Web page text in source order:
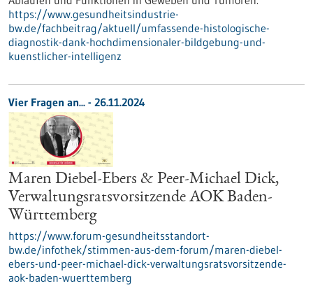
https://www.gesundheitsindustrie-
bw.de/fachbeitrag/aktuell/umfassende-histologische-
diagnostik-dank-hochdimensionaler-bildgebung-und-
kuenstlicher-intelligenz
Vier Fragen an... - 26.11.2024
Maren Diebel-Ebers & Peer-Michael Dick,
Verwaltungsratsvorsitzende AOK Baden-
Württemberg
https://www.forum-gesundheitsstandort-
bw.de/infothek/stimmen-aus-dem-forum/maren-diebel-
ebers-und-peer-michael-dick-verwaltungsratsvorsitzende-
aok-baden-wuerttemberg